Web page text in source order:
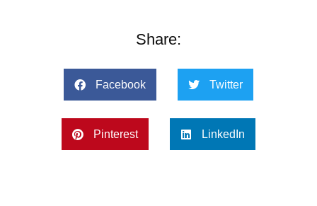
Share:
Facebook Twitter
Pinterest LinkedIn